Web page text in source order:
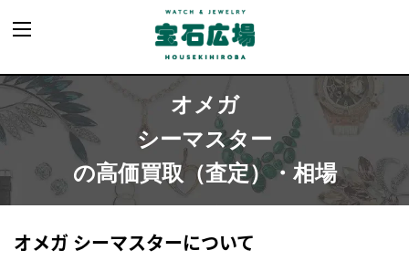
オメガ
シーマスター
の高価買取（査定）・相場
オメガ シーマスターについて